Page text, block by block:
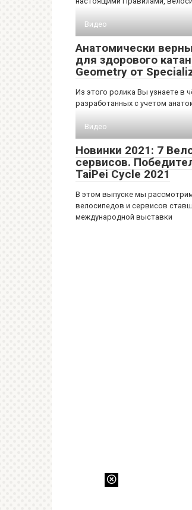
Видео
Анатомически
для здорового
Geometry от
Из этого ролика Вы узнаете в
разработанных с учетом
Видео
Новинки 2021: 7
сервисов.
TaiPei Cycle 2021
В этом выпуске мы
велосипедов и сервисов
международной выставки